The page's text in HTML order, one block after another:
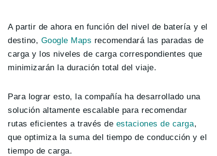
A partir de ahora en función del nivel de batería y el
destino, Google Maps recomendará las paradas de
carga y los niveles de carga correspondientes que
minimizarán la duración total del viaje.
Para lograr esto, la compañía ha desarrollado una
solución altamente escalable para recomendar
rutas eficientes a través de estaciones de carga,
que optimiza la suma del tiempo de conducción y el
tiempo de carga.